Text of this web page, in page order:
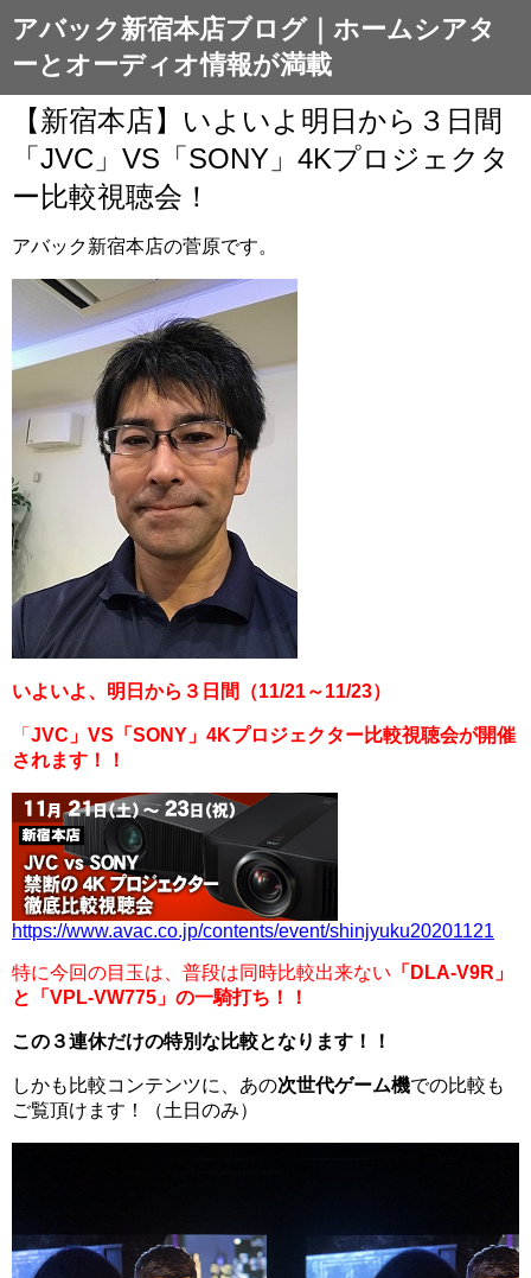
アバック新宿本店ブログ｜ホームシアタ
ーとオーディオ情報が満載
【新宿本店】いよいよ明日から３日間
「JVC」VS「SONY」4Kプロジェクタ
ー比較視聴会！
アバック新宿本店の菅原です。
いよいよ、明日から３日間（11/21～11/23）
「 JVC」VS「SONY」4Kプロジェクター比較視聴会が開催
されます！！
https://www.avac.co.jp/contents/event/shinjyuku20201121
特に今回の目玉は、普段は同時比較出来ない 「DLA-V9R」
と「VPL-VW775」の一騎打ち！！
この３連休だけの特別な比較となります！！
しかも比較コンテンツに、あの次世代ゲーム機での比較も
ご覧頂けます！（土日のみ）